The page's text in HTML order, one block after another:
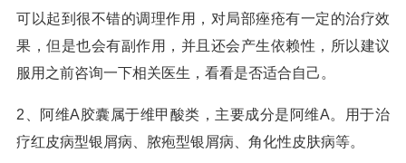
可以起到很不错的调理作用，对局部痤疮有一定的治疗效
果，但是也会有副作用，并且还会产生依赖性，所以建议
服用之前咨询一下相关医生，看看是否适合自己。
2、阿维A胶囊属于维甲酸类，主要成分是阿维A。用于治
疗红皮病型银屑病、脓疱型银屑病、角化性皮肤病等。